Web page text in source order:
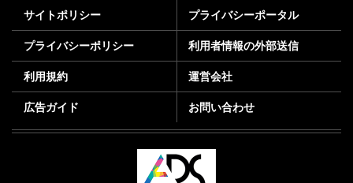
サイトポリシー プライバシーポータル
プライバシーポリシー 利用者情報の外部送信
利用規約 運営会社
広告ガイド お問い合わせ